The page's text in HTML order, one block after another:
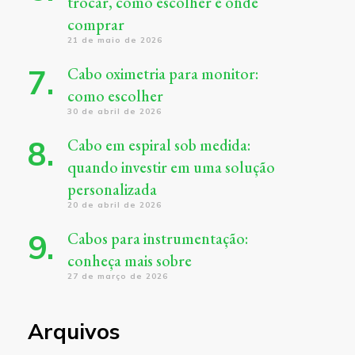
comprar
21 de maio de 2026
Cabo oximetria para monitor:
como escolher
30 de abril de 2026
Cabo em espiral sob medida:
quando investir em uma solução
personalizada
20 de abril de 2026
Cabos para instrumentação:
conheça mais sobre
27 de março de 2026
Arquivos